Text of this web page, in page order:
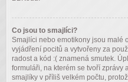
Co jsou to smajlíci?
Smajlíci nebo emotikony jsou malé
vyjádření pocitů a vytvořeny za
radost a kód :( znamená smutek.
formuláři, na kterém se tvoří zprávy
smajlíky v příliš velkém počtu,